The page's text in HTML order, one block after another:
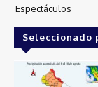
Espectáculos
Seleccionado